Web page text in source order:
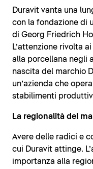
Duravit vanta una
con la fondazione di
di Georg Friedrich
L’attenzione rivolta
alla porcellana negli
nascita del marchio
un’azienda che
stabilimenti
La regionalità del
Avere delle radici e
cui Duravit attinge.
importanza alla